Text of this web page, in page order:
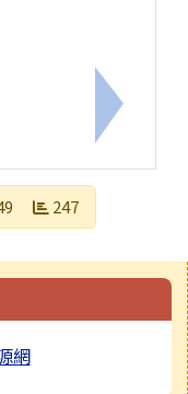
椒魚特展 下一筆：
247